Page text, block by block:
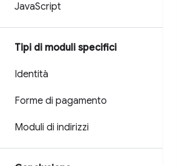
JavaScript
Tipi di moduli specifici
Identità
Forme di pagamento
Moduli di indirizzi